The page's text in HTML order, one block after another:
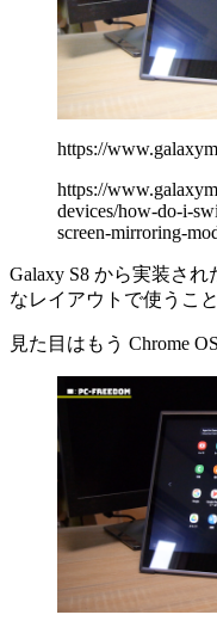
https://
https://
devices/how-do-i-
screen-mirroring-
Galaxy S8 から実装さ
なレイアウトで使うこ
見た目はもう Chrome